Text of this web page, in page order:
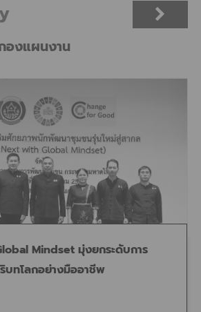
องแผนงาน
Mindset มุ่งยกระดับการ
บทโลกอย่างมืออาชีพ